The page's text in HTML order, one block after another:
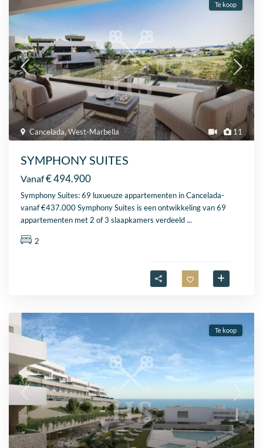
11
Cancelada,West-Marbella
Te koop
SYMPHONY SUITES
Vanaf€ 494.900
Symphony Suites: 69 luxueuze appartementen in Cancelada-
vanaf €437.000 Symphony Suites is een ontwikkeling van 69
appartementen met 2 of 3 slaapkamers verdeeld...
2
Te koop